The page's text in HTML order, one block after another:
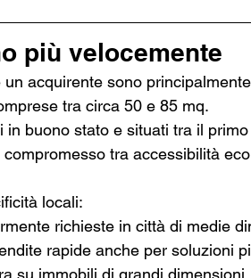
più velocemente
un acquirente sono
tra circa 50 e 85 mq.
buono stato e situati tra il
tra accessibilità
locali:
richieste in città di medie
rapide anche per soluzioni
su immobili di grandi